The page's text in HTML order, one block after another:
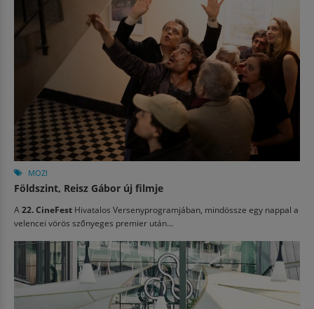
MOZI
Földszint, Reisz Gábor új filmje
A 22. CineFest Hivatalos Versenyprogramjában, mindössze egy nappal a
velencei vörös szőnyeges premier után...